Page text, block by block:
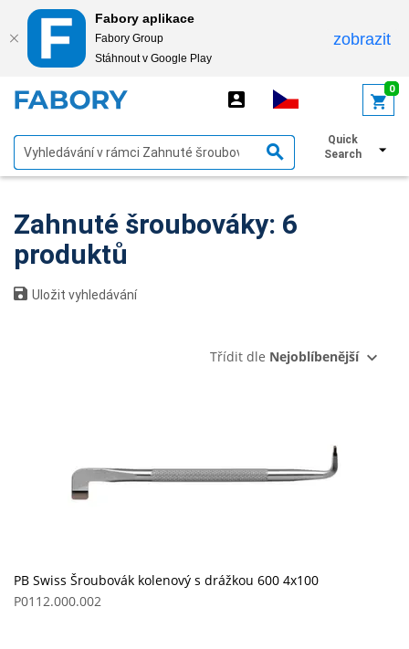
Fabory aplikace
Fabory Group
Stáhnout v Google Play
zobrazit
0
Quick
Search
Zobrazit filtry
Zahnuté šroubováky: 6
produktů
Uložit vyhledávání
Třídit dle Nejoblíbenější
PB Swiss Šroubovák kolenový s drážkou 600 4x100
P0112.000.002